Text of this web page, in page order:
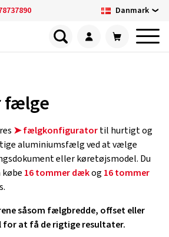
Danmark
fælge
➤ fælgkonfiguratortil hurtigt og
aluminiumsfælg ved at vælge
eller køretøjsmodel. Du
16 tommer dækog 16 tommer
såsom fælgbredde, offset eller
at få de rigtige resultater.